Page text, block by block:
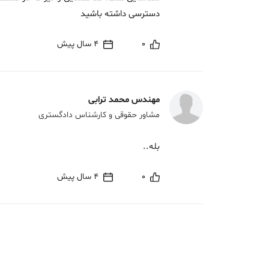
دسترسی داشته باشید
0 4 سال پیش
مهندس محمد ترابی
مشاور حقوقی و کارشناس دادگستری
بله..
0 4 سال پیش